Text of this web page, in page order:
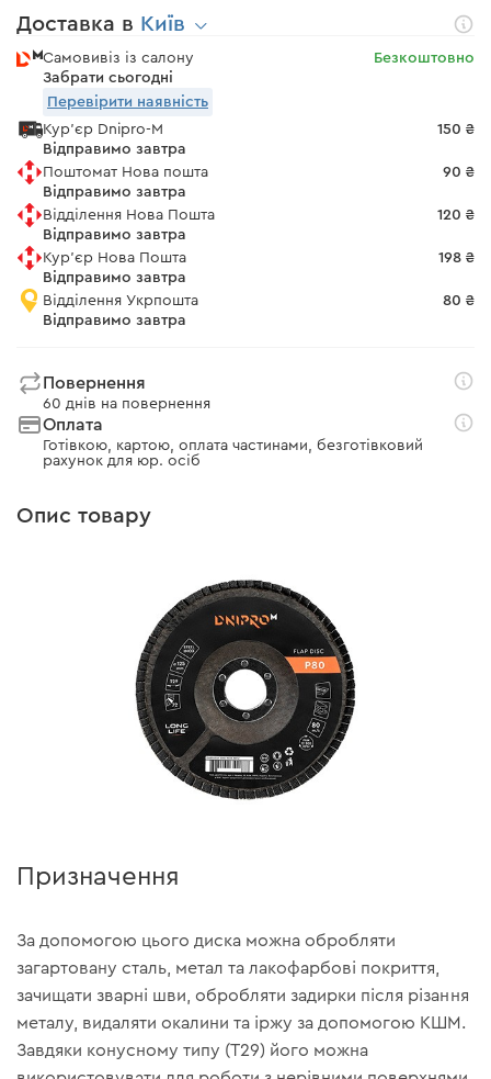
Доставка в Київ
Самовивіз із салону
Забрати сьогодні
Безкоштовно
Перевірити наявність
Кур'єр Dnipro-M
Відправимо завтра
150 ₴
Поштомат Нова пошта
Відправимо завтра
90 ₴
Відділення Нова Пошта
Відправимо завтра
120 ₴
Кур'єр Нова Пошта
Відправимо завтра
198 ₴
Відділення Укрпошта
Відправимо завтра
80 ₴
Повернення
60 днів на повернення
Оплата
Готівкою, картою, оплата частинами, безготівковий
рахунок для юр. осіб
Опис товару
Призначення
За допомогою цього диска можна обробляти
загартовану сталь, метал та лакофарбові покриття,
зачищати зварні шви, обробляти задирки після різання
металу, видаляти окалини та іржу за допомогою КШМ.
Завдяки конусному типу (Т29) його можна